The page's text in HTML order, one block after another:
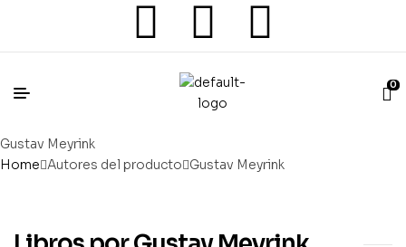
0
Gustav Meyrink
Home Autores del producto Gustav Meyrink